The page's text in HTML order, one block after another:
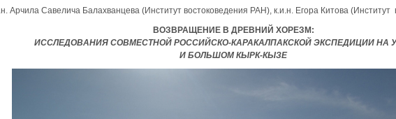
Арчила Савелича Балахванцева (Институт востоковедения РАН), к.и.н. Егора Китова
ВОЗВРАЩЕНИЕ В ДРЕВНИЙ ХОРЕЗМ:
ИССЛЕДОВАНИЯ СОВМЕСТНОЙ РОССИЙСКО-КАРАКАЛПАКСКОЙ ЭКСПЕДИЦИИ НА
И БОЛЬШОМ КЫРК-КЫЗЕ